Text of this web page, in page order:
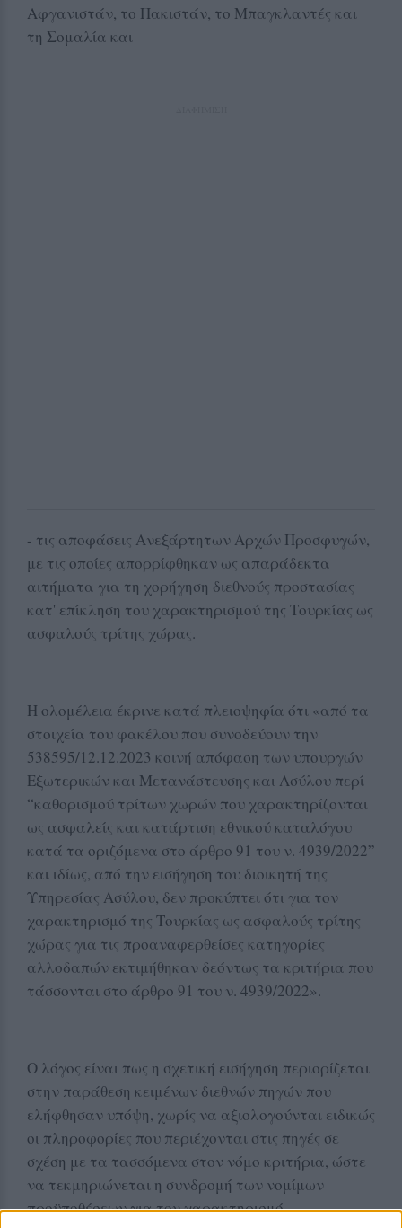
Αφγανιστάν, το Πακιστάν, το Μπαγκλαντές και
τη Σομαλία και
- τις αποφάσεις Ανεξάρτητων Αρχών Προσφυγών,
με τις οποίες απορρίφθηκαν ως απαράδεκτα
αιτήματα για τη χορήγηση διεθνούς προστασίας
κατ' επίκληση του χαρακτηρισμού της Τουρκίας ως
ασφαλούς τρίτης χώρας.
Η ολομέλεια έκρινε κατά πλειοψηφία ότι «από τα
στοιχεία του φακέλου που συνοδεύουν την
538595/12.12.2023 κοινή απόφαση των υπουργών
Εξωτερικών και Μετανάστευσης και Ασύλου περί
“καθορισμού τρίτων χωρών που χαρακτηρίζονται
ως ασφαλείς και κατάρτιση εθνικού καταλόγου
κατά τα οριζόμενα στο άρθρο 91 του ν. 4939/2022”
και ιδίως, από την εισήγηση του διοικητή της
Υπηρεσίας Ασύλου, δεν προκύπτει ότι για τον
χαρακτηρισμό της Τουρκίας ως ασφαλούς τρίτης
χώρας για τις προαναφερθείσες κατηγορίες
αλλοδαπών εκτιμήθηκαν δεόντως τα κριτήρια που
τάσσονται στο άρθρο 91 του ν. 4939/2022».
Ο λόγος είναι πως η σχετική εισήγηση περιορίζεται
στην παράθεση κειμένων διεθνών πηγών που
ελήφθησαν υπόψη, χωρίς να αξιολογούνται ειδικώς
οι πληροφορίες που περιέχονται στις πηγές σε
σχέση με τα τασσόμενα στον νόμο κριτήρια, ώστε
να τεκμηριώνεται η συνδρομή των νομίμων
προϋποθέσεων για τον χαρακτηρισμό.